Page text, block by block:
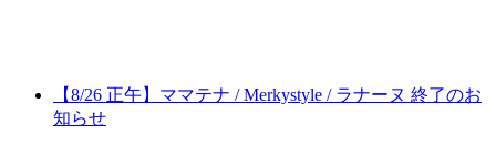
【8/26 正午】ママテナ / Merkystyle / ラナーヌ 終了のお
知らせ